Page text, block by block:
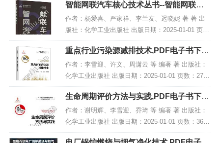
介 教材...
智能网联汽车核心技术丛书--智能网联汽
车线控底盘技术,PDF下载
作者：杨爱喜、严家祥、李兰友、迟晓妮 著 著 出
版社：化学工业出版社 出版日期：2025-01-01 页
数：213 ISBN：9787122464156 电子书大小：189
MB [高清扫描版P...
重点行业污染源减排技术,PDF电子书下载,
网盘资源
作者：李雪迎、许文、周潇云 等 编著 著 出版社：
化学工业出版社 出版日期：2025-01-01 页数：278 I
SBN：9787122458193 电子书大小：210MB [高清
扫描版PDF...
生命周期评价方法与实践,PDF电子书下载,
网盘资源
作者：谢明辉、李雪迎、乔琦 等 编著 著 出版社：
化学工业出版社 出版日期：2025-01-01 页数：365 I
SBN：9787122428387 电子书大小：215MB [高清